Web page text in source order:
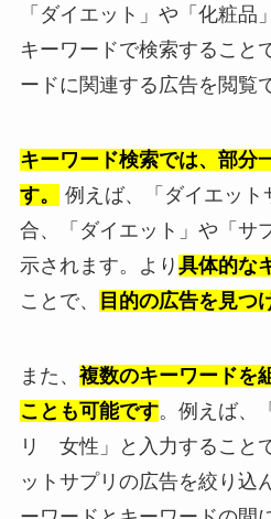
「ダイエット」や「化粧品
キーワードで検索すること
ードに関連する広告を閲覧
キーワード検索では、部分
す。
例えば、「ダイエッ
合、「ダイエット」や「サ
示されます。より 具体的な
ことで、
目的の広告を見つ
また、 複数のキーワードを
ことも可能です。例えば、
リ 女性」と入力すること
ットサプリの広告を絞り込